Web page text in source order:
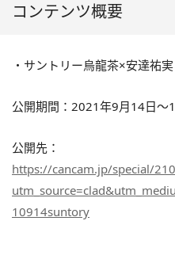
コンテンツ概要
・サントリー烏龍茶×安達祐
公開期間：2021年9月14日～
公開先：
https://cancam.jp/special/
10914suntory